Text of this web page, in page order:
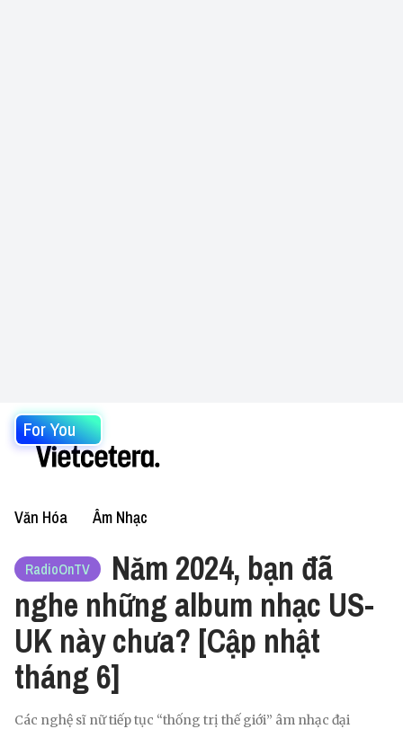
For You
Văn Hóa Âm Nhạc
RadioOnTV
Năm 2024, bạn đã
nghe những album nhạc US-
UK này chưa? [Cập nhật
tháng 6]
Các nghệ sĩ nữ tiếp tục “thống trị thế giới” âm nhạc đại